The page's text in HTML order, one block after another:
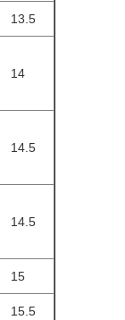
13.5
14
14.5
14.5
15
15.5